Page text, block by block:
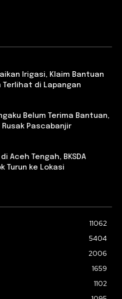
Irigasi, Klaim Bantuan
Terlihat di Lapangan
Belum Terima Bantuan,
Pascabanjir
Aceh Tengah, BKSDA
Turun ke Lokasi
11062
5404
2006
1659
1102